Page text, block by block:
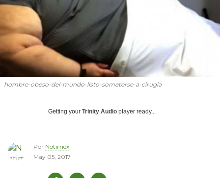
hombre-obeso-del-mundo-listo-someterse-a-cirugia
Getting your Trinity Audio player ready...
Por Notimex
May 05, 2017